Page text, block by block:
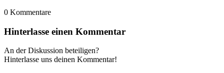
0 Kommentare
Hinterlasse einen Kommentar
An der Diskussion beteiligen?
Hinterlasse uns deinen Kommentar!